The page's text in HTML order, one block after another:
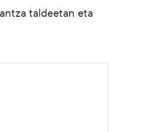
taldeetan eta